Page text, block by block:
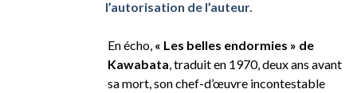
l’autorisation de l’auteur.
En écho, « Les belles endormies » de
Kawabata , traduit en 1970, deux ans avant
sa mort, son chef-d’œuvre incontestable